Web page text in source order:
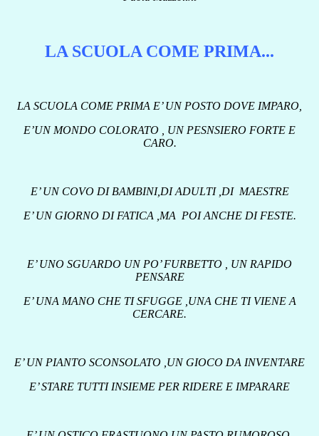
LA SCUOLA COME PRIMA...
LA SCUOLA COME PRIMA E’ UN POSTO DOVE IMPARO,
E’UN MONDO COLORATO , UN PESNSIERO FORTE E
CARO.
E’ UN COVO DI BAMBINI,DI ADULTI ,DI MAESTRE
E’ UN GIORNO DI FATICA ,MA POI ANCHE DI FESTE.
E’ UNO SGUARDO UN PO’ FURBETTO , UN RAPIDO
PENSARE
E’ UNA MANO CHE TI SFUGGE ,UNA CHE TI VIENE A
CERCARE.
E’ UN PIANTO SCONSOLATO ,UN GIOCO DA INVENTARE
E’ STARE TUTTI INSIEME PER RIDERE E IMPARARE